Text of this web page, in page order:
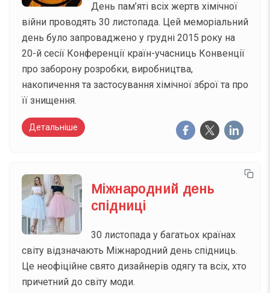
День пам’яті всіх жертв хімічної
війни проводять 30 листопада. Цей меморіальний
день було запроваджено у грудні 2015 року на
20-й сесії Конференції країн-учасниць Конвенції
про заборону розробки, виробництва,
накопичення та застосування хімічної зброї та про
її знищення.
Детальніше
Міжнародний день
спідниці
30 листопада у багатьох країнах
світу відзначають Міжнародний день спідниць.
Це неофіційне свято дизайнерів одягу та всіх, хто
причетний до світу моди.